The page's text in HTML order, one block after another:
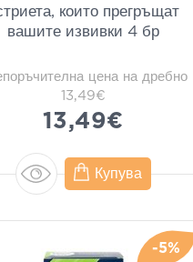
които прегръщат
вашите извивки 4 бр
цена на дребно
13,49€
13,49€
Купува
-5%